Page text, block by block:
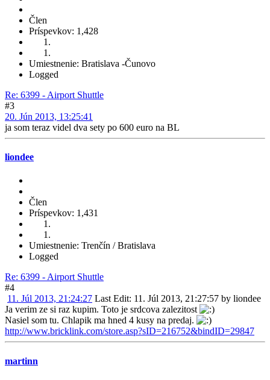
Člen
Príspevkov: 1,428
Umiestnenie: Bratislava -Čunovo
Logged
Re: 6399 - Airport Shuttle
#3
20. Jún 2013, 13:25:41
ja som teraz videl dva sety po 600 euro na BL
liondee
Člen
Príspevkov: 1,431
Umiestnenie: Trenčín / Bratislava
Logged
Re: 6399 - Airport Shuttle
#4
11. Júl 2013, 21:24:27 Last Edit: 11. Júl 2013, 21:27:57 by liondee
Ja verim ze si raz kupim. Toto je srdcova zalezitost
Nasiel som tu. Chlapik ma hned 4 kusy na predaj.
http://www.bricklink.com/store.asp?sID=216752&bindID=29847
martinn